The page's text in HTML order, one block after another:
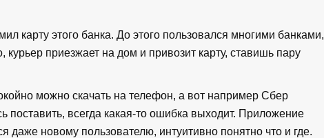
карту этого банка. До этого пользовался многими банками,
курьер приезжает на дом и привозит карту, ставишь пару
можно скачать на телефон, а вот например Сбер
поставить, всегда какая-то ошибка выходит. Приложение
даже новому пользователю, интуитивно понятно что и где.